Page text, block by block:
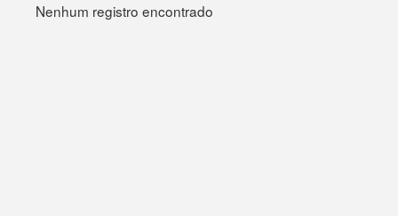
Nenhum registro encontrado